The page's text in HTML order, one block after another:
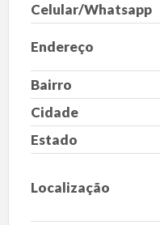
Celular/Whatsapp
Endereço
Bairro
Cidade
Estado
Localização